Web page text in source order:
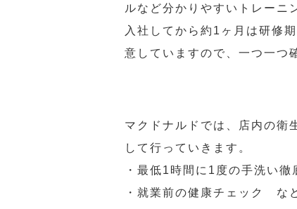
ルなど分かりやすいトレーニ
入社してから約1ヶ月は研修
意していますので、一つ一つ
マクドナルドでは、店内の衛
して行っていきます。
・最低1時間に1度の手洗い徹
・就業前の健康チェック な